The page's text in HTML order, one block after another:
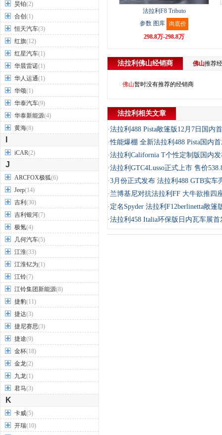
昊铂(2)
合创 (1)
恒天汽车(3)
红旗(12)
红星汽车(1)
华晨雷诺(1)
华人运通(1)
华颂(1)
华泰汽车(9)
华泰新能源(4)
黄海(8)
iCAR(2)
J
ARCFOX极狐(6)
Jeep(14)
吉利 (30)
吉利银河(7)
极氪(4)
几何汽车(5)
江淮(33)
江淮钇为(1)
江铃(7)
江铃集团新能源(8)
捷豹(11)
捷达(3)
捷尼赛思(3)
捷途(9)
金杯(18)
金龙(2)
九龙(1)
君马(3)
K
卡威(5)
开瑞(10)
法拉利F8 Tributo
参数 图库 询底价
298.8万-298.8万
法拉利佛山经销商 佛山推荐
佛山暂时没有推荐的经销商
法拉利相关文章
·法拉利488 Pista敞篷版12月7日国内
·性能爆棚 全新法拉利488 Pista国内
·法拉利California T个性定制版国内
·法拉利GTC4Lusso正式上市 售价
·3月份正式发布 法拉利488 GTB实车
· 兰博基尼对抗法拉利FF 大牛欲推四
· 定名Spyder 法拉利F12berlinetta敞篷
·法拉利458 Italia环保版日内瓦车展首